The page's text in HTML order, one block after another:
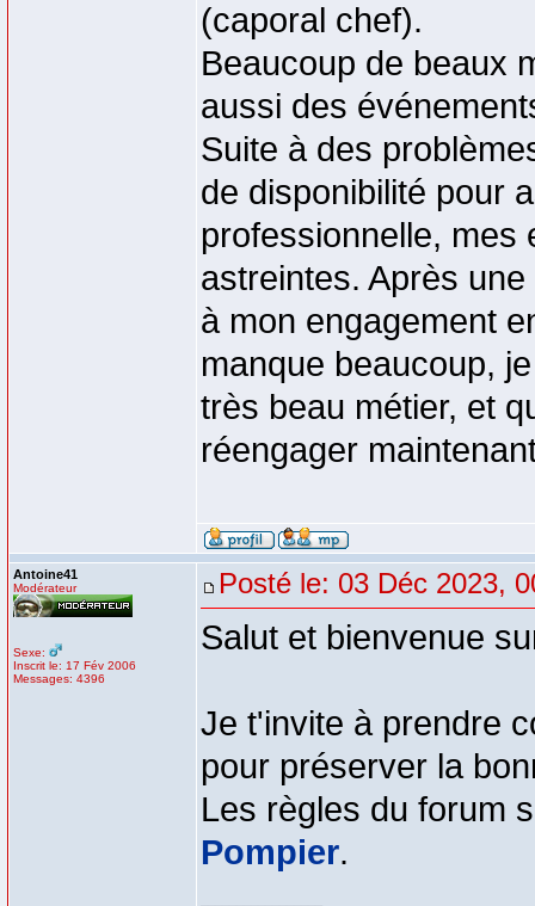
(caporal chef).
Beaucoup de beaux
aussi des
Suite à des
de disponibilité pour
professionnelle, mes
astreintes. Après une
à mon engagement
manque beaucoup,
très beau métier, et
réengager
Antoine41
Modérateur
Sexe:
Inscrit le: 17 Fév 2006
Messages: 4396
Posté le: 03 Déc 2023,
Salut et bienvenue
Je t'invite à prendre
pour préserver la
Les règles du forum
Pompier.